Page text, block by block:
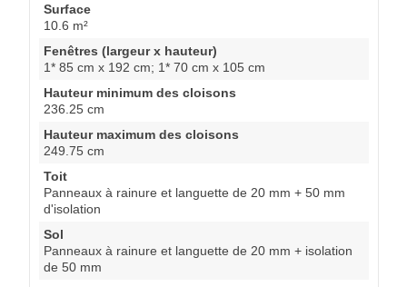
Surface
10.6 m²
Fenêtres (largeur x hauteur)
1* 85 cm x 192 cm; 1* 70 cm x 105 cm
Hauteur minimum des cloisons
236.25 cm
Hauteur maximum des cloisons
249.75 cm
Toit
Panneaux à rainure et languette de 20 mm + 50 mm
d'isolation
Sol
Panneaux à rainure et languette de 20 mm + isolation
de 50 mm